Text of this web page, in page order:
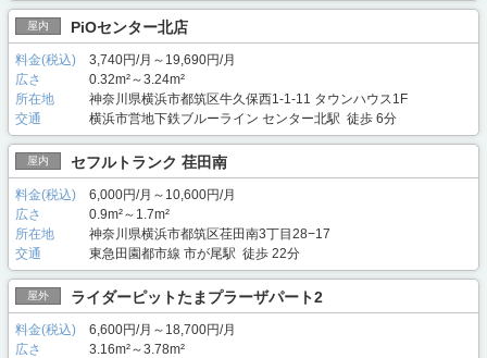
屋内 PiOセンター北店
料金(税込)
3,740円/月～19,690円/月
広さ
0.32m²～3.24m²
所在地
神奈川県横浜市都筑区牛久保西1-1-11 タウンハウス1F
交通
横浜市営地下鉄ブルーライン センター北駅 徒歩 6分
屋内 セフルトランク 荏田南
料金(税込)
6,000円/月～10,600円/月
広さ
0.9m²～1.7m²
所在地
神奈川県横浜市都筑区荏田南3丁目28−17
交通
東急田園都市線 市が尾駅 徒歩 22分
屋外 ライダーピットたまプラーザパート2
料金(税込)
6,600円/月～18,700円/月
広さ
3.16m²～3.78m²